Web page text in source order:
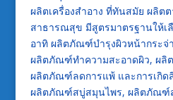
ผลิตเครื่องสำอาง ที่ทันสมัย ผลิต
สาธารณสุข มีสูตรมาตรฐานให้เ
อาทิ ผลิตภัณฑ์บำรุงผิวหน้ากระจ่
ผลิตภัณฑ์ทำความสะอาดผิว, ผลิ
ผลิตภัณฑ์ลดการแพ้ และการเกิ
ผลิตภัณฑ์สบู่สมุนไพร, ผลิตภัณฑ์